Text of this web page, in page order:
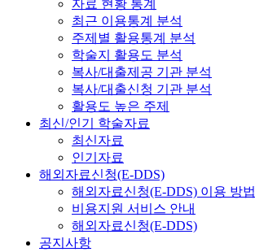
자료 현황 통계
최근 이용통계 분석
주제별 활용통계 분석
학술지 활용도 분석
복사/대출제공 기관 분석
복사/대출신청 기관 분석
활용도 높은 주제
최신/인기 학술자료
최신자료
인기자료
해외자료신청(E-DDS)
해외자료신청(E-DDS) 이용 방법
비용지원 서비스 안내
해외자료신청(E-DDS)
공지사항